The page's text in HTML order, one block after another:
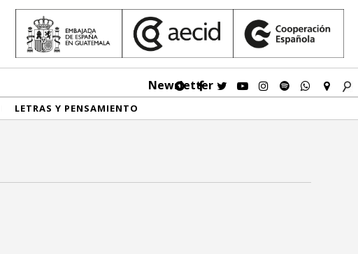
Newsletter
LETRAS Y PENSAMIENTO